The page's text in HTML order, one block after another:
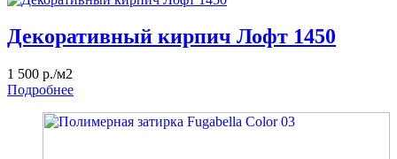
Декоративный кирпич Лофт 1450
1 500 р./м2
Подробнее